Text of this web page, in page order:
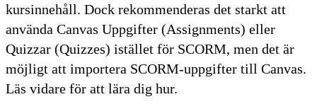
kursinnehåll. Dock rekommenderas det starkt att
använda Canvas Uppgifter (Assignments) eller
Quizzar (Quizzes) istället för SCORM, men det är
möjligt att importera SCORM-uppgifter till Canvas.
Läs vidare för att lära dig hur.